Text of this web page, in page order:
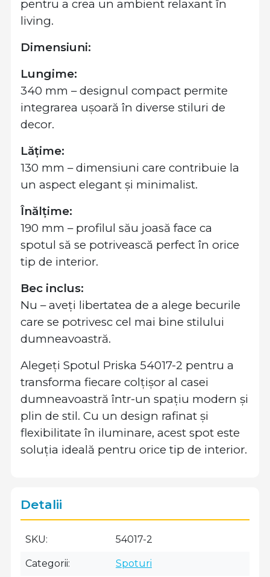
pentru a crea un ambient relaxant în
living.
Dimensiuni:
Lungime:
340 mm – designul compact permite
integrarea ușoară în diverse stiluri de
decor.
Lățime:
130 mm – dimensiuni care contribuie la
un aspect elegant și minimalist.
Înălțime:
190 mm – profilul său joasă face ca
spotul să se potrivească perfect în orice
tip de interior.
Bec inclus:
Nu – aveți libertatea de a alege becurile
care se potrivesc cel mai bine stilului
dumneavoastră.
Alegeți Spotul Priska 54017-2 pentru a
transforma fiecare colțișor al casei
dumneavoastră într-un spațiu modern și
plin de stil. Cu un design rafinat și
flexibilitate în iluminare, acest spot este
soluția ideală pentru orice tip de interior.
Detalii
SKU 54017-2
Categorii Spoturi